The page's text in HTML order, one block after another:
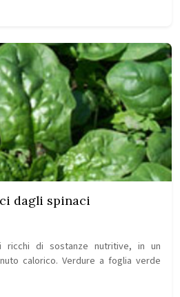
dagli spinaci
ricchi di sostanze nutritive, in un
calorico. Verdure a foglia verde